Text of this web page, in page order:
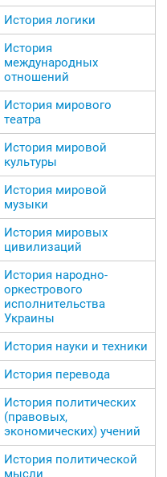
История логики
История
международных
отношений
История мирового
театра
История мировой
культуры
История мировой
музыки
История мировых
цивилизаций
История народно-
оркестрового
исполнительства
Украины
История науки и техники
История перевода
История политических
(правовых,
экономических) учений
История политической
мысли